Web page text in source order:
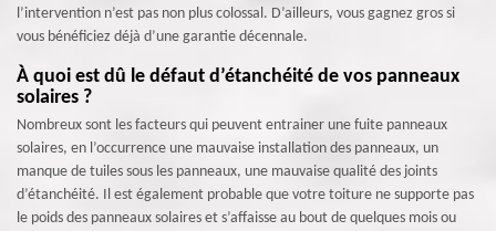
l’intervention n’est pas non plus colossal. D’ailleurs, vous gagnez gros si
vous bénéficiez déjà d’une garantie décennale.
À quoi est dû le défaut d’étanchéité de vos panneaux
solaires ?
Nombreux sont les facteurs qui peuvent entrainer une fuite panneaux
solaires, en l’occurrence une mauvaise installation des panneaux, un
manque de tuiles sous les panneaux, une mauvaise qualité des joints
d’étanchéité. Il est également probable que votre toiture ne supporte pas
le poids des panneaux solaires et s’affaisse au bout de quelques mois ou